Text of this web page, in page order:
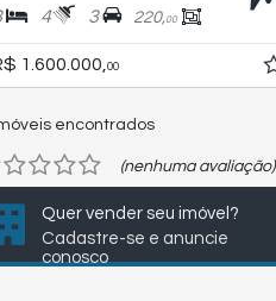
4 3 220,00
1.600.000,00
encontrados
(nenhuma avaliação)
Quer vender seu imóvel?
Cadastre-se e anuncie
conosco